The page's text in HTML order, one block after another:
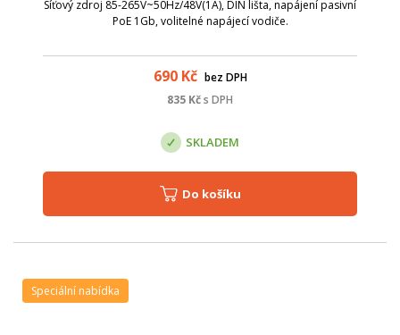
Síťový zdroj 85-265V~50Hz/48V(1A), DIN lišta, napájení pasivní
PoE 1Gb, volitelné napájecí vodiče.
690 Kč bez DPH
835 Kčs DPH
SKLADEM
Do košíku
Speciální nabídka